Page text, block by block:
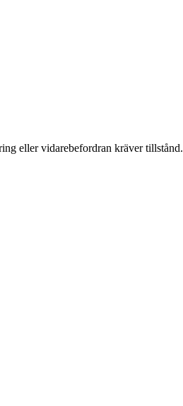
eller vidarebefordran kräver tillstånd.